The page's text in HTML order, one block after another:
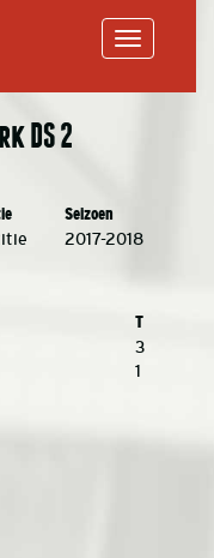
DS 2
Seizoen
2017-2018
T
3
1